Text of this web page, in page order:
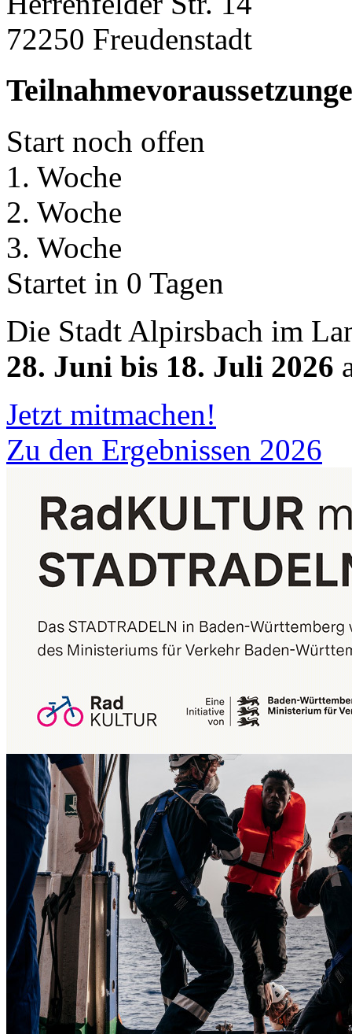
72250 Freudenstadt
Start noch offen
1. Woche
2. Woche
3. Woche
Startet in 0 Tagen
Die Stadt Alpirsbach im
28. Juni bis 18. Juli 2026
Jetzt mitmachen!
Zu den Ergebnissen 2026